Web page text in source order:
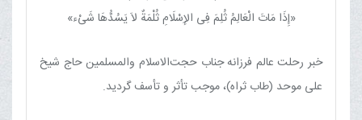
«إِذَا مَاتَ الْعَالِمُ ثُلِمَ فِی الإِسْلَامِ ثُلْمَةٌ لاَ یَسُدُّهَا شَیْء»
خبر رحلت عالم فرزانه جناب حجت‌الاسلام والمسلمین حاج شیخ
علی موحد (طاب ثراه)، موجب تأثر و تأسف گردید.